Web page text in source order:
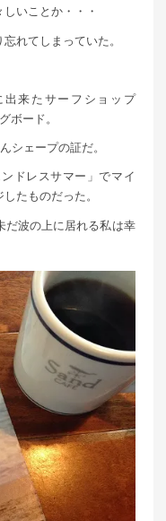
いことか・・・
れてしまっていた。
来たサーフショップ
ボード。
シェープの証だ。
ドレスサマー」でマイ
たものだった。
だ波の上に居れる私は幸